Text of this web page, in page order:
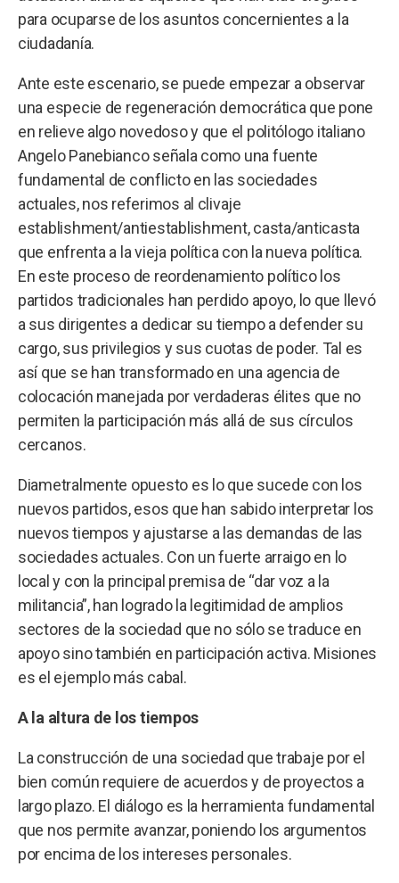
para ocuparse de los asuntos concernientes a la
ciudadanía.
Ante este escenario, se puede empezar a observar
una especie de regeneración democrática que pone
en relieve algo novedoso y que el politólogo italiano
Angelo Panebianco señala como una fuente
fundamental de conflicto en las sociedades
actuales, nos referimos al clivaje
establishment/antiestablishment, casta/anticasta
que enfrenta a la vieja política con la nueva política.
En este proceso de reordenamiento político los
partidos tradicionales han perdido apoyo, lo que llevó
a sus dirigentes a dedicar su tiempo a defender su
cargo, sus privilegios y sus cuotas de poder. Tal es
así que se han transformado en una agencia de
colocación manejada por verdaderas élites que no
permiten la participación más allá de sus círculos
cercanos.
Diametralmente opuesto es lo que sucede con los
nuevos partidos, esos que han sabido interpretar los
nuevos tiempos y ajustarse a las demandas de las
sociedades actuales. Con un fuerte arraigo en lo
local y con la principal premisa de “dar voz a la
militancia”, han logrado la legitimidad de amplios
sectores de la sociedad que no sólo se traduce en
apoyo sino también en participación activa. Misiones
es el ejemplo más cabal.
A la altura de los tiempos
La construcción de una sociedad que trabaje por el
bien común requiere de acuerdos y de proyectos a
largo plazo. El diálogo es la herramienta fundamental
que nos permite avanzar, poniendo los argumentos
por encima de los intereses personales.